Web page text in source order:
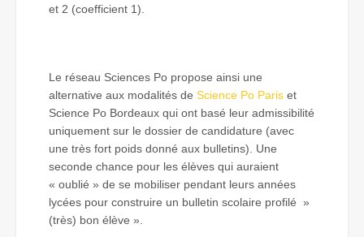
et 2 (coefficient 1).
Le réseau Sciences Po propose ainsi une
alternative aux modalités de Science Po Paris et
Science Po Bordeaux qui ont basé leur admissibilité
uniquement sur le dossier de candidature (avec
une très fort poids donné aux bulletins). Une
seconde chance pour les élèves qui auraient
« oublié » de se mobiliser pendant leurs années
lycées pour construire un bulletin scolaire profilé »
(très) bon élève ».